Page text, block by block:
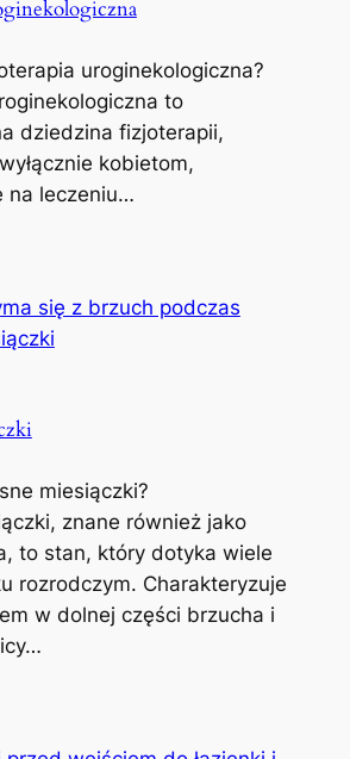
uroginekologiczna?
to
dziedzina fizjoterapii,
kobietom,
na leczeniu…
miesiączki?
znane również jako
to stan, który dotyka wiele
rozrodczym. Charakteryzuje
w dolnej części brzucha i